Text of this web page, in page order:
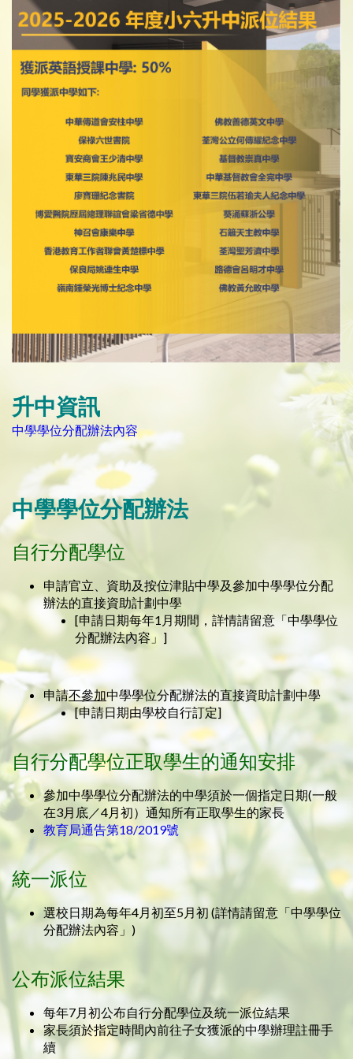
升中資訊
中學學位分配辦法內容
中學學位分配辦法
自行分配學位
申請官立、資助及按位津貼中學及參加中學學位分配
辦法的直接資助計劃中學
[申請日期每年1月期間，詳情請留意「中學學位
分配辦法內容」]
申請不參加中學學位分配辦法的直接資助計劃中學
[申請日期由學校自行訂定]
自行分配學位正取學生的通知安排
參加中學學位分配辦法的中學須於一個指定日期(一般
在3月底／4月初）通知所有正取學生的家長
教育局通告第18/2019號
統一派位
選校日期為每年4月初至5月初 (詳情請留意「中學學位
分配辦法內容」)
公布派位結果
每年7月初公布自行分配學位及統一派位結果
家長須於指定時間內前往子女獲派的中學辦理註冊手
續